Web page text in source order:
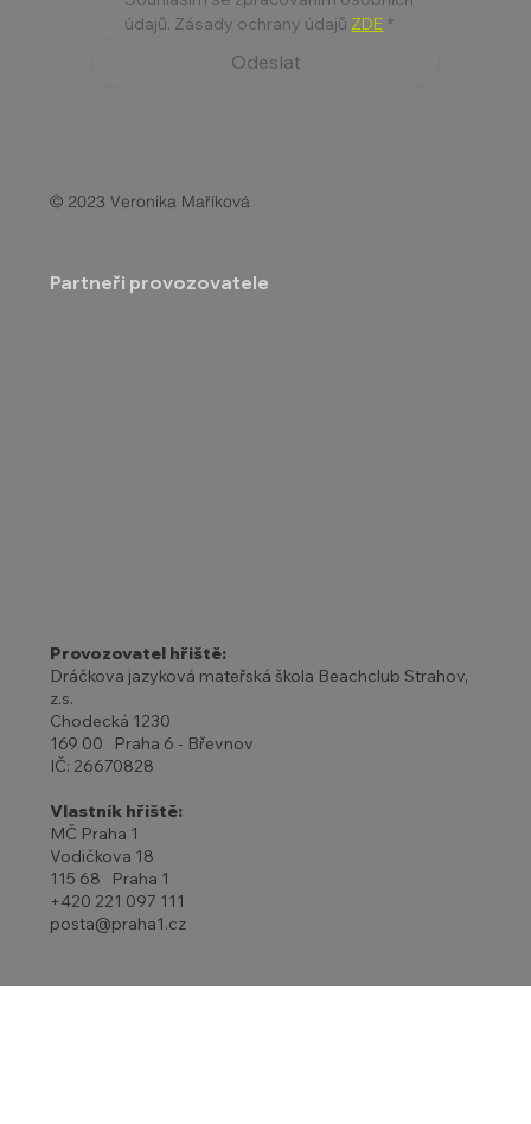
Provozovatel hřiště:
Dráčkova jazyková mateřská škola Beachclub Strahov,
z.s.
Chodecká 1230
169 00 Praha 6 - Břevnov
IČ: 26670828
Vlastník hřiště:
MČ Praha 1
Vodičkova 18
115 68 Praha 1
+420 221 097 111
posta@praha1.cz
údajů. Zásady ochrany údajů ZDE *
Odeslat
© 2023 Veronika Maříková
Partneři provozovatele